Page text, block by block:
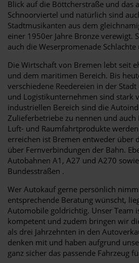
Blick auf die Böttcherstraße und das
Schnoorviertel und natürlich sind
Stadtmusikanten aus dem
einer 1950er Jahre Bronze verewigt.
auch die Weserpromenade
Die Wirtschaft von Bremen lebt seit
und dem maritimen Bereich. Bis
verschiedene Reedereien in der
und Logistikunternehmen sind stark
industriellen Bereich sind die
Zulieferbetriebe zu nennen und
Luft- und Raumfahrtprodukte
erreichen ist Bremen entweder über
über Fernverbindungen der Bahn.
Autobahnen A1, A27 und A270
Bundesstraßen .
Wer Autokauf gerne persönlich
entsprechende Beratung wünscht,
Automobile goldrichtig. Unser Team
kompetent und zudem bringen wir
als drei Jahrzehnten in den
denken mit und haben aufgrund
ganz sicher das passende Fahrzeug